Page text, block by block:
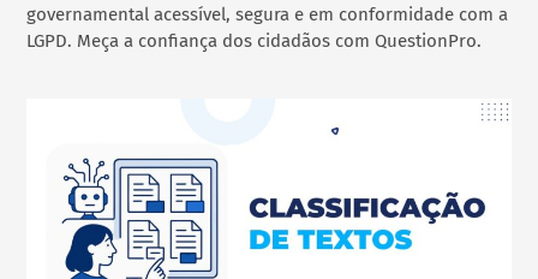
governamental acessível, segura e em conformidade com a
LGPD. Meça a confiança dos cidadãos com QuestionPro.